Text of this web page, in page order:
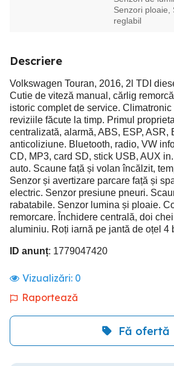
Senzori ploaie,
reglabil
Descriere
Volkswagen Touran, 2016, 2l TDI
Cutie de viteză manual, cărlig
istoric complet de service. Climatronic
reviziile făcute la timp. Primul
centralizată, alarmă, ABS, ESP, ASR,
anticoliziune. Bluetooth, radio, VW
CD, MP3, card SD, stick USB, AUX
auto. Scaune față și volan încălzit,
Senzor și avertizare parcare față și
electric. Senzor presiune pneuri.
rabatabile. Senzor lumina și ploaie.
remorcare. Închidere centrală, doi
aluminiu. Roți iarnă pe jantă de oțel 4
ID anunț: 1779047420
Vizualizări: 0
Raportează
Fă ofertă